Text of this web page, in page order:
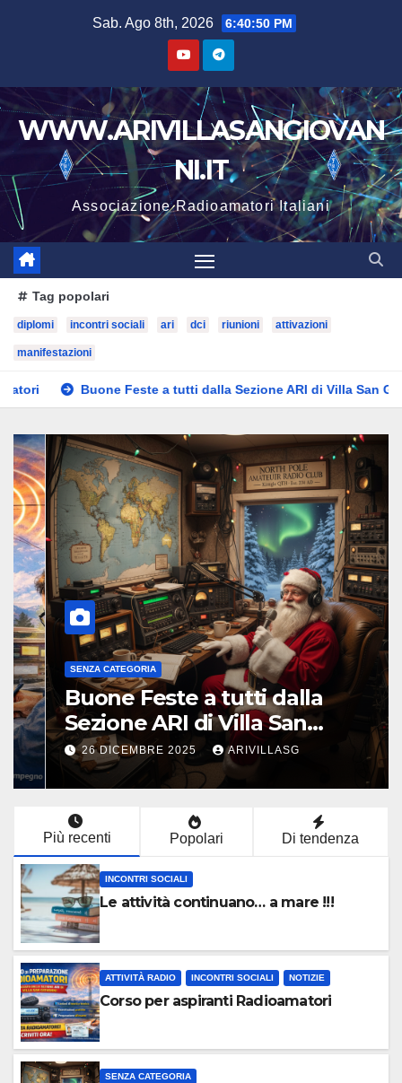
Sab. Ago 8th, 2026 6:40:52 PM
WWW.ARIVILLASANGIOVAN
NI.IT
Associazione Radioamatori Italiani
Tag popolari
diplomi incontri sociali ari dci riunioni attivazioni
manifestazioni
Feste a tutti dalla Sezione ARI di Villa San Giovanni !!!
SENZA CATEGORIA
Buone Feste a tutti dalla
Sezione ARI di Villa San
Giovanni !!!
26 DICEMBRE 2025 ARIVILLASG
Più recenti Popolari Di tendenza
INCONTRI SOCIALI
Le attività continuano… a mare !!!
ATTIVITÀ RADIO INCONTRI SOCIALI NOTIZIE
Corso per aspiranti Radioamatori
SENZA CATEGORIA